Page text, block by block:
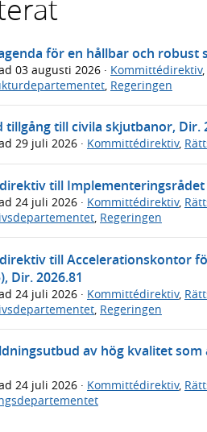
för en hållbar och robust
03 augusti 2026 · Kommittédirektiv,
Regeringen
tillgång till civila skjutbanor, Dir.
29 juli 2026 · Kommittédirektiv,
till Implementeringsrådet
24 juli 2026 · Kommittédirektiv,
, Regeringen
till Accelerationskontor
Dir. 2026.81
24 juli 2026 · Kommittédirektiv,
Regeringen
av hög kvalitet
24 juli 2026 · Kommittédirektiv,